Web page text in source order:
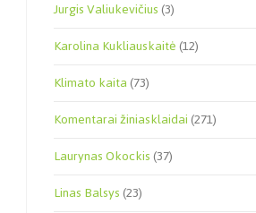
Jurgis Valiukevičius(3)
Karolina Kukliauskaitė(12)
Klimato kaita(73)
Komentarai žiniasklaidai(271)
Laurynas Okockis(37)
Linas Balsys(23)